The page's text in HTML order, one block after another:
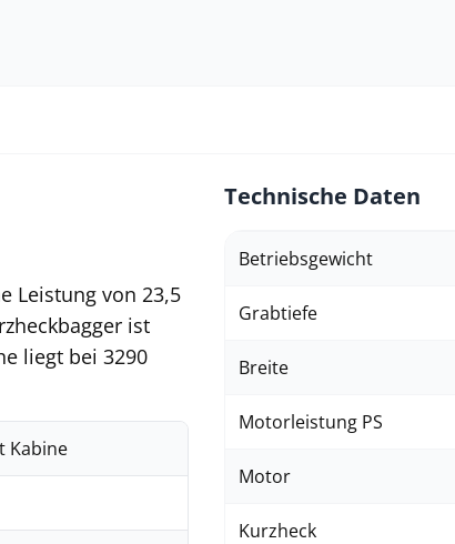
Leistung von 23,5
ist
liegt bei 3290
Kabine
Technische Daten
Betriebsgewicht
Grabtiefe
Breite
Motorleistung PS
Motor
Kurzheck